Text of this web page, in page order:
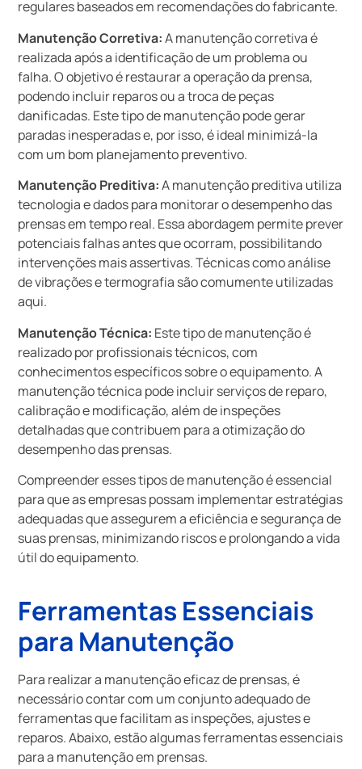
regulares baseados em recomendações do fabricante.
Manutenção Corretiva:A manutenção corretiva é
realizada após a identificação de um problema ou
falha. O objetivo é restaurar a operação da prensa,
podendo incluir reparos ou a troca de peças
danificadas. Este tipo de manutenção pode gerar
paradas inesperadas e, por isso, é ideal minimizá-la
com um bom planejamento preventivo.
Manutenção Preditiva:A manutenção preditiva utiliza
tecnologia e dados para monitorar o desempenho das
prensas em tempo real. Essa abordagem permite prever
potenciais falhas antes que ocorram, possibilitando
intervenções mais assertivas. Técnicas como análise
de vibrações e termografia são comumente utilizadas
aqui.
Manutenção Técnica: Este tipo de manutenção é
realizado por profissionais técnicos, com
conhecimentos específicos sobre o equipamento. A
manutenção técnica pode incluir serviços de reparo,
calibração e modificação, além de inspeções
detalhadas que contribuem para a otimização do
desempenho das prensas.
Compreender esses tipos de manutenção é essencial
para que as empresas possam implementar estratégias
adequadas que assegurem a eficiência e segurança de
suas prensas, minimizando riscos e prolongando a vida
útil do equipamento.
Ferramentas Essenciais
para Manutenção
Para realizar a manutenção eficaz de prensas, é
necessário contar com um conjunto adequado de
ferramentas que facilitam as inspeções, ajustes e
reparos. Abaixo, estão algumas ferramentas essenciais
para a manutenção em prensas.